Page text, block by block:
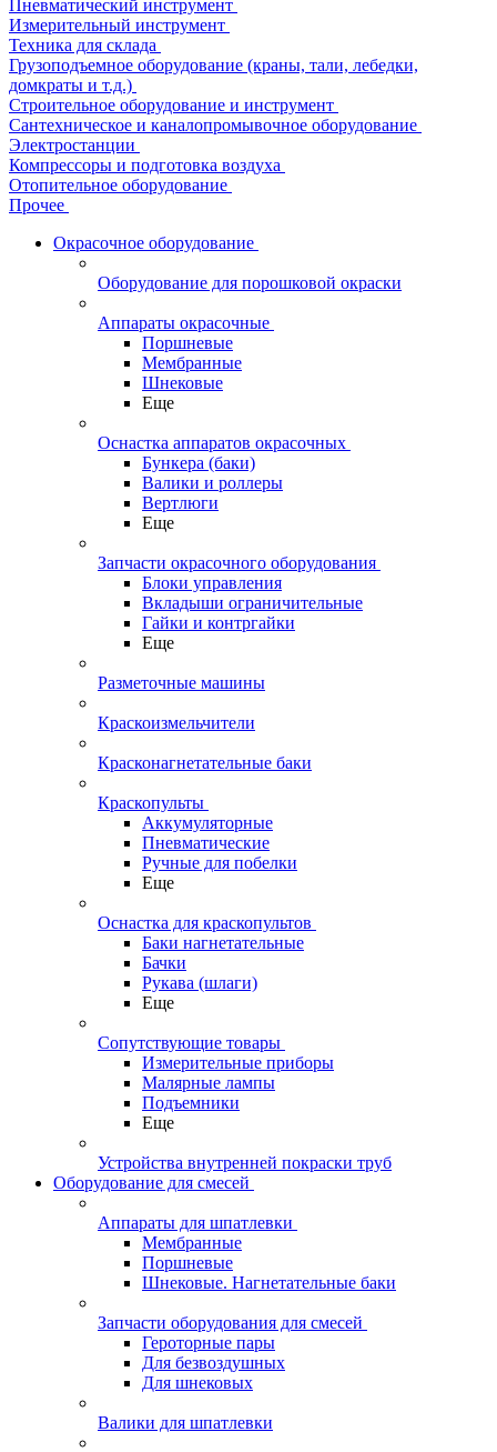
Пневматический инструмент
Измерительный инструмент
Техника для склада
Грузоподъемное оборудование (краны, тали, лебедки,
домкраты и т.д.)
Строительное оборудование и инструмент
Сантехническое и каналопромывочное оборудование
Электростанции
Компрессоры и подготовка воздуха
Отопительное оборудование
Прочее
Окрасочное оборудование
Оборудование для порошковой окраски
Аппараты окрасочные
Поршневые
Мембранные
Шнековые
Еще
Оснастка аппаратов окрасочных
Бункера (баки)
Валики и роллеры
Вертлюги
Еще
Запчасти окрасочного оборудования
Блоки управления
Вкладыши ограничительные
Гайки и контргайки
Еще
Разметочные машины
Краскоизмельчители
Красконагнетательные баки
Краскопульты
Аккумуляторные
Пневматические
Ручные для побелки
Еще
Оснастка для краскопультов
Баки нагнетательные
Бачки
Рукава (шлаги)
Еще
Сопутствующие товары
Измерительные приборы
Малярные лампы
Подъемники
Еще
Устройства внутренней покраски труб
Оборудование для смесей
Аппараты для шпатлевки
Мембранные
Поршневые
Шнековые. Нагнетательные баки
Запчасти оборудования для смесей
Героторные пары
Для безвоздушных
Для шнековых
Валики для шпатлевки